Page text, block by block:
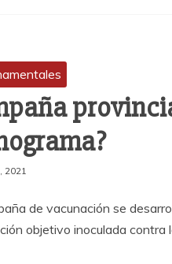
2021
de vacunación se
objetivo inoculada contra